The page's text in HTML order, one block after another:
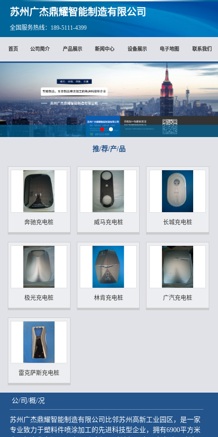
苏州广杰鼎耀智能制造有限公司
全国服务热线：189-5111-4399
首页 公司简介 产品展示 新闻中心 设备展示 电子地图 联系我们
推/荐/产/品
奔驰充电桩 威马充电桩 长城充电桩
极光充电桩 林肯充电桩 广汽充电桩
雷克萨斯充电桩
公/司/概/况
苏州广杰鼎耀智能制造有限公司比邻苏州高新工业园区，是一家
专业致力于塑料件喷涂加工的先进科技型企业，拥有6900平方米